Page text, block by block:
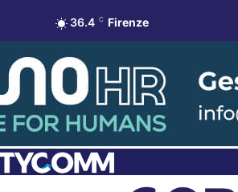
36.4 C Firenze